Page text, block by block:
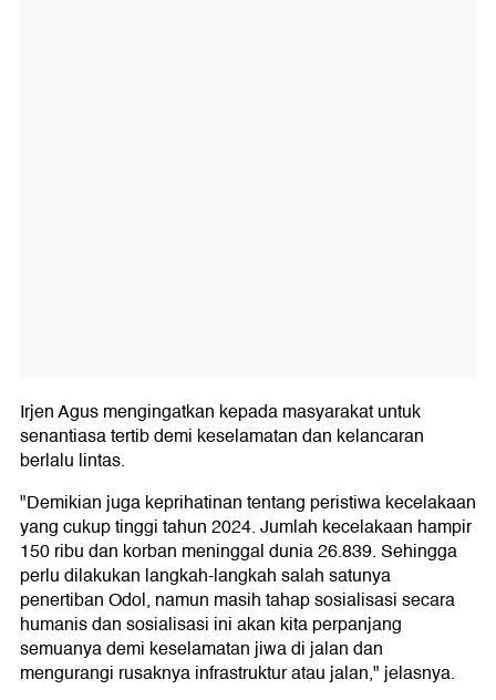
Irjen Agus mengingatkan kepada masyarakat untuk
senantiasa tertib demi keselamatan dan kelancaran
berlalu lintas.
"Demikian juga keprihatinan tentang peristiwa kecelakaan
yang cukup tinggi tahun 2024. Jumlah kecelakaan hampir
150 ribu dan korban meninggal dunia 26.839. Sehingga
perlu dilakukan langkah-langkah salah satunya
penertiban Odol, namun masih tahap sosialisasi secara
humanis dan sosialisasi ini akan kita perpanjang
semuanya demi keselamatan jiwa di jalan dan
mengurangi rusaknya infrastruktur atau jalan," jelasnya.